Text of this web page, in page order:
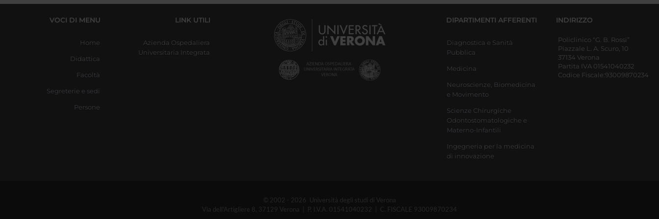
VOCI DI MENU
Home
Didattica
Facoltà
Segreterie e sedi
Persone
LINK UTILI
Azienda Ospedaliera
Universitaria Integrata
DIPARTIMENTI AFFERENTI
Diagnostica e Sanità
Pubblica
Medicina
Neuroscienze, Biomedicina
e Movimento
Scienze Chirurgiche
Odontostomatologiche e
Materno-Infantili
Ingegneria per la medicina
di innovazione
INDIRIZZO
Policlinico “G. B. Rossi”
Piazzale L. A. Scuro, 10
37134 Verona
Partita IVA 01541040232
Codice Fiscale:93009870234
© 2002 - 2026 Università degli studi di Verona
Via dell'Artigliere 8, 37129 Verona | P. I.V.A. 01541040232 | C. FISCALE 93009870234